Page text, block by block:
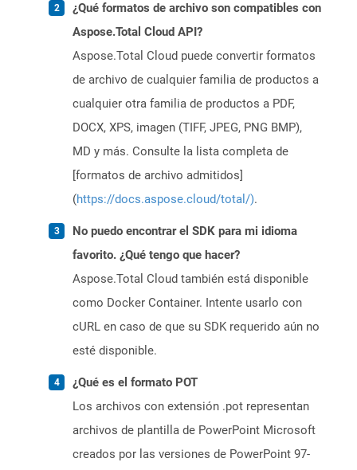
¿Qué formatos de archivo son compatibles con
Aspose.Total Cloud API?
Aspose.Total Cloud puede convertir formatos
de archivo de cualquier familia de productos a
cualquier otra familia de productos a PDF,
DOCX, XPS, imagen (TIFF, JPEG, PNG BMP),
MD y más. Consulte la lista completa de
[formatos de archivo admitidos]
(https://docs.aspose.cloud/total/).
No puedo encontrar el SDK para mi idioma
favorito. ¿Qué tengo que hacer?
Aspose.Total Cloud también está disponible
como Docker Container. Intente usarlo con
cURL en caso de que su SDK requerido aún no
esté disponible.
¿Qué es el formato POT
Los archivos con extensión .pot representan
archivos de plantilla de PowerPoint Microsoft
creados por las versiones de PowerPoint 97-